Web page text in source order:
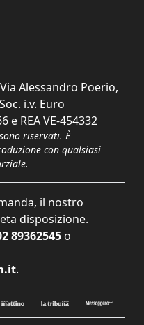
Alessandro Poerio,
i.v. Euro
e REA VE-454332
riservati. È
con qualsiasi
il nostro
disposizione.
89362545 o
.